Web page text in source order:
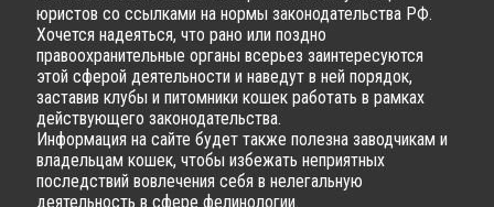
юристов со ссылками на нормы законодательства РФ.
Хочется надеяться, что рано или поздно
правоохранительные органы всерьез заинтересуются
этой сферой деятельности и наведут в ней порядок,
заставив клубы и питомники кошек работать в рамках
действующего законодательства.
Информация на сайте будет также полезна заводчикам и
владельцам кошек, чтобы избежать неприятных
последствий вовлечения себя в нелегальную
деятельность в сфере фелинологии.